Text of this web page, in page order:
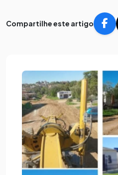
Compartilhe este artigo